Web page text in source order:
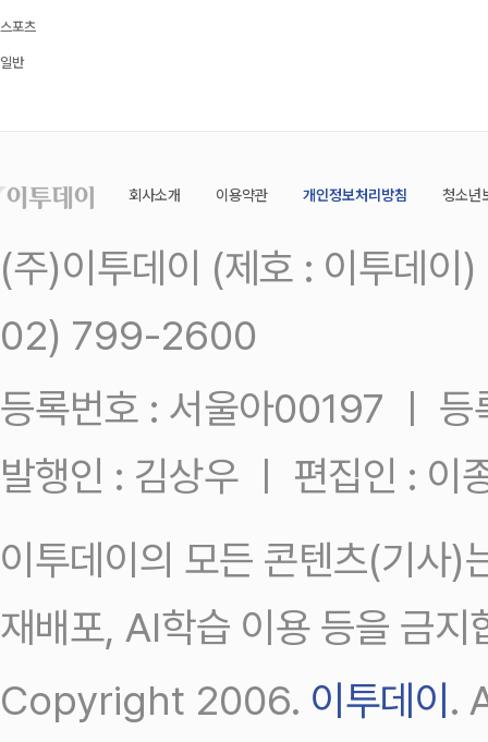
스포츠
일반
회사소개 이용약관 개인정보처리방침 청소년
(주)이투데이 (제호 : 이투데
02) 799-2600
등록번호 : 서울아00197 ㅣ
발행인 : 김상우 ㅣ 편집인 : 이
이투데이의 모든 콘텐츠(기사)
재배포, AI학습 이용 등을 금지
Copyright 2006. 이투데이.